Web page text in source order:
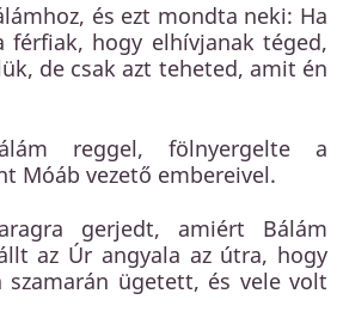
és ezt mondta neki: Ha
férfiak, hogy elhívjanak téged,
de csak azt teheted, amit én
reggel, fölnyergelte a
Móáb vezető embereivel.
gerjedt, amiért Bálám
az Úr angyala az útra, hogy
szamarán ügetett, és vele volt